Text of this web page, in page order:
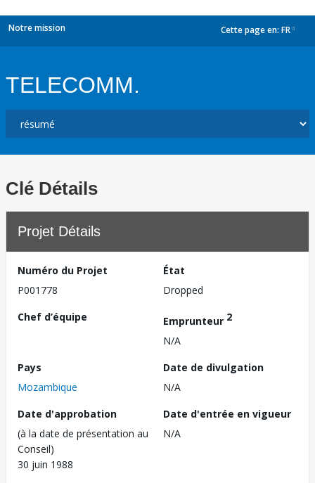
Notre mission Cette page en: FR
TELECOMM.
Clé Détails
Projet Détails
Numéro du Projet
P001778
État
Dropped
Chef d’équipe
Emprunteur 2
N/A
Pays
Mozambique
Date de divulgation
N/A
Date d'approbation
(à la date de présentation au
Conseil)
30 juin 1988
Date d'entrée en vigueur
N/A